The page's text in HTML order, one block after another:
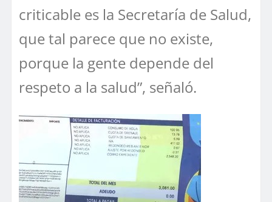
criticable es la Secretaría de Salud,
que tal parece que no existe,
porque la gente depende del
respeto a la salud”, señaló.